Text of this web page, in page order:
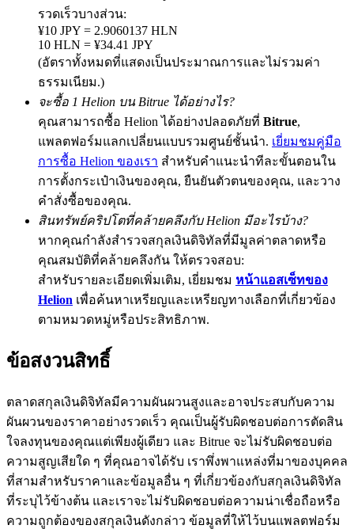
Exclusive for BitMart Users
Register & Trade to Win 500,000 USDT
Precious Metals Trading Carnival
Trade Gold & Silver · 33,333 USDT Bonus
USDT New User Exclusive 10% APR
USDT Flexible Staking | Daily Rewards
BTC New User Exclusive: 6.5% APR
รวดเร็วบางส่วน:
¥10 JPY = 2.9060137 HLN
10 HLN = ¥34.41 JPY
(อัตราทั้งหมดที่แสดงเป็นประมาณการและไม่รวมค่า
ธรรมเนียม.)
จะซื้อ 1 Helion บน Bitrue ได้อย่างไร?
คุณสามารถซื้อ Helion ได้อย่างปลอดภัยที่ Bitrue,
แพลตฟอร์มแลกเปลี่ยนแบบรวมศูนย์ชั้นนำ. เยี่ยมชมคู่มือ
การซื้อ Helion ของเรา สำหรับคำแนะนำทีละขั้นตอนใน
การตั้งกระเป๋าเงินของคุณ, ยืนยันตัวตนของคุณ, และวาง
คำสั่งซื้อของคุณ.
สินทรัพย์คริปโตที่คล้ายคลึงกับ Helion มีอะไรบ้าง?
หากคุณกำลังสำรวจสกุลเงินดิจิทัลที่มีมูลค่าตลาดหรือ
คุณสมบัติที่คล้ายคลึงกัน ให้ตรวจสอบ:
สำหรับรายละเอียดเพิ่มเติม, เยี่ยมชม หน้าแอสเซ็ทของ
Helion เพื่อค้นหาเหรียญและเหรียญทางเลือกที่เกี่ยวข้อง
ตามหมวดหมู่หรือประสิทธิภาพ.
ข้อสงวนสิทธิ์
ตลาดสกุลเงินดิจิทัลมีความผันผวนสูงและอาจประสบกับความ
ผันผวนของราคาอย่างรวดเร็ว คุณเป็นผู้รับผิดชอบต่อการตัดสิน
ใจลงทุนของคุณแต่เพียงผู้เดียว และ Bitrue จะไม่รับผิดชอบต่อ
ความสูญเสียใด ๆ ที่คุณอาจได้รับ เราพึ่งพาแหล่งที่มาของบุคคล
ที่สามสำหรับราคาและข้อมูลอื่น ๆ ที่เกี่ยวข้องกับสกุลเงินดิจิทัล
ที่ระบุไว้ข้างต้น และเราจะไม่รับผิดชอบต่อความน่าเชื่อถือหรือ
ความถูกต้องของสกุลเงินดังกล่าว ข้อมูลที่ให้ไว้บนแพลตฟอร์ม